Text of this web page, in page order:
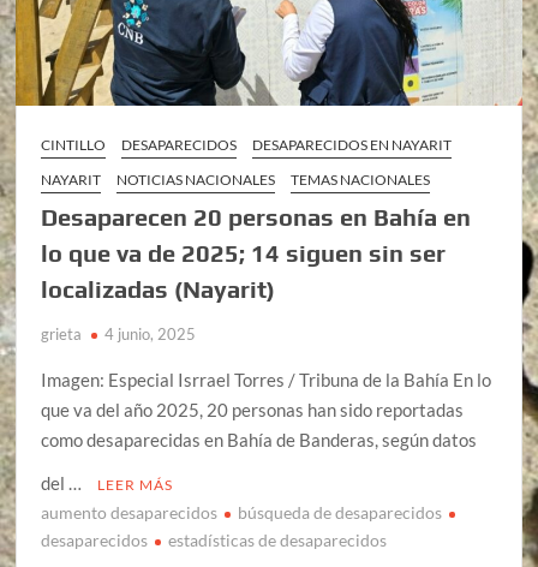
CINTILLO DESAPARECIDOS
DESAPARECIDOS EN NAYARIT
NAYARIT
NOTICIAS NACIONALES TEMAS NACIONALES
Desaparecen 20 personas en Bahía en
lo que va de 2025; 14 siguen sin ser
localizadas (Nayarit)
grieta 4 junio, 2025
Imagen: Especial Isrrael Torres / Tribuna de la Bahía En lo
que va del año 2025, 20 personas han sido reportadas
como desaparecidas en Bahía de Banderas, según datos
del …
LEER MÁS
aumento desaparecidos
búsqueda de desaparecidos
desaparecidos
estadísticas de desaparecidos